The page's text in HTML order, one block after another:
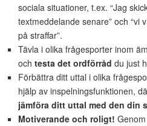
sociala situationer, t.ex. “Jag
textmeddelande senare” och “vi
på straffar”.
Tävla i olika frågesporter inom
och testa det ordförråd du just
Förbättra ditt uttal i olika
hjälp av inspelningsfunktionen,
jämföra ditt uttal med den din
Motiverande och roligt!